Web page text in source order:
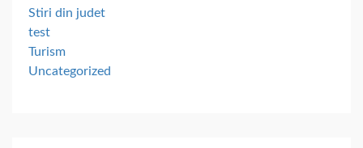
Stiri din judet
test
Turism
Uncategorized